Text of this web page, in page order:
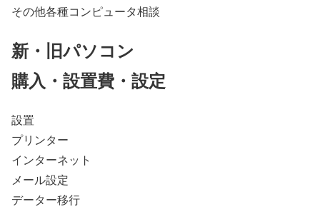
その他各種コンピュータ相談
新・旧パソコン
購入・設置費・設定
設置
プリンター
インターネット
メール設定
データー移行